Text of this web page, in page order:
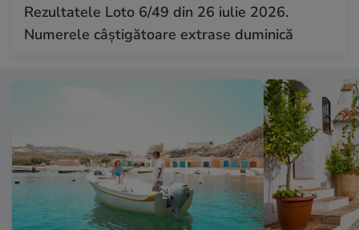
Rezultatele Loto 6/49 din 26 iulie 2026.
Numerele câștigătoare extrase duminică